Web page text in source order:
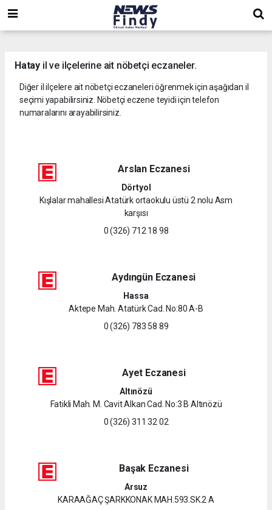
Hatay il ve ilçelerine ait nöbetçi eczaneler.
Diğer il ilçelere ait nöbetçi eczaneleri öğrenmek için aşağıdan il
seçimi yapabilirsiniz. Nöbetçi eczene teyidi için telefon
numaralarını arayabilirsiniz.
Arslan Eczanesi
Dörtyol
Kışlalar mahallesi Atatürk ortaokulu üstü 2 nolu Asm
karşısı
0 (326) 712 18 98
Aydıngün Eczanesi
Hassa
Aktepe Mah. Atatürk Cad. No:80 A-B
0 (326) 783 58 89
Ayet Eczanesi
Altınözü
Fatikli Mah. M. Cavit Alkan Cad. No:3 B Altınözü
0 (326) 311 32 02
Başak Eczanesi
Arsuz
KARAAĞAÇ ŞARKKONAK MAH.593.SK.2 A